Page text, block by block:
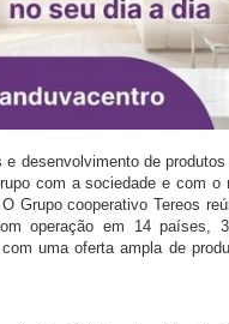
desenvolvimento de
com a sociedade e com
Grupo cooperativo Tereos
operação em 14 países,
uma oferta ampla de